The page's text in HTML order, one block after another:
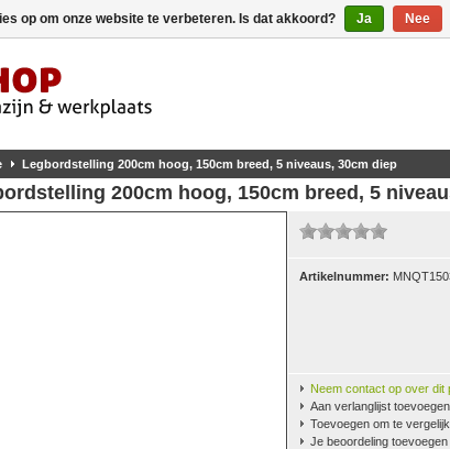
Legbordstelling 200cm hoog, 150cm breed, 5 niveaus, 30cm diep
200cm hoog, 150cm breed, 5
Artikelnummer:
Neem contact op over dit
Aan verlanglijst toevoegen
Toevoegen om te
Je beoordeling toevoegen
op om onze website te verbeteren. Is dat akkoord? Ja Nee